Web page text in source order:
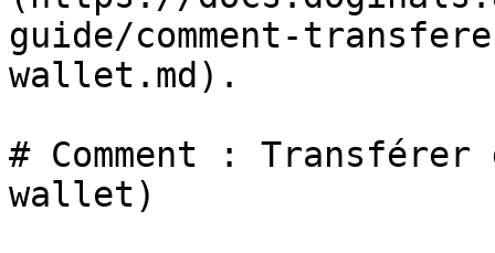
guide/comment-
wallet.md).
# Comment :
wallet)